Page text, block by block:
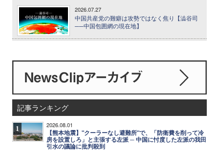
2026.07.27
中国共産党の難癖は攻勢ではなく焦り【澁谷司
──中国包囲網の現在地】
記事ランキング
1 2026.08.01
【熊本地震】"クーラーなし避難所"で、「防衛費を削って冷
房を設置しろ」と主張する左派 ─ 中国に忖度した左派の我田
引水の議論に批判殺到